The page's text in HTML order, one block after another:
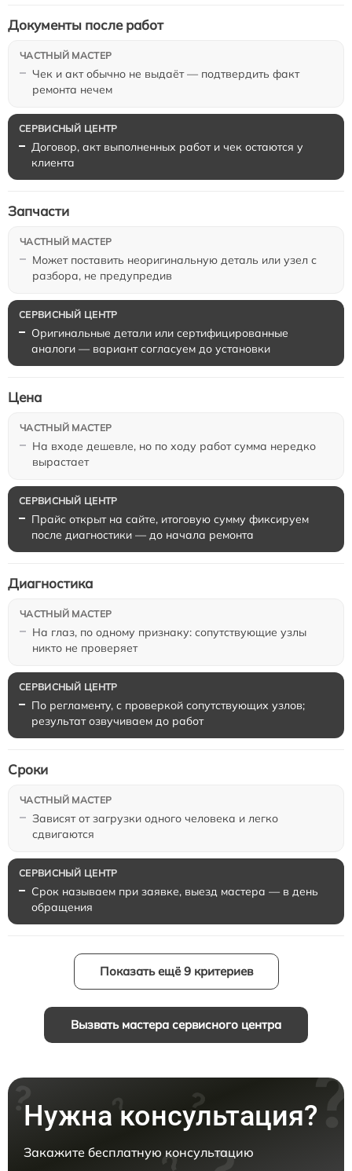
Чек и акт обычно не выдаёт — подтвердить факт
ремонта нечем
Документы после работ
Договор, акт выполненных работ и чек остаются у
клиента
Может поставить неоригинальную деталь или узел с
разбора, не предупредив
Запчасти
Оригинальные детали или сертифицированные
аналоги — вариант согласуем до установки
На входе дешевле, но по ходу работ сумма нередко
вырастает
Цена
Прайс открыт на сайте, итоговую сумму фиксируем
после диагностики — до начала ремонта
На глаз, по одному признаку: сопутствующие узлы
никто не проверяет
Диагностика
По регламенту, с проверкой сопутствующих узлов;
результат озвучиваем до работ
Зависят от загрузки одного человека и легко
сдвигаются
Сроки
Срок называем при заявке, выезд мастера — в день
обращения
Показать ещё 9 критериев
Вызвать мастера сервисного центра
Нужна консультация?
Закажите бесплатную консультацию